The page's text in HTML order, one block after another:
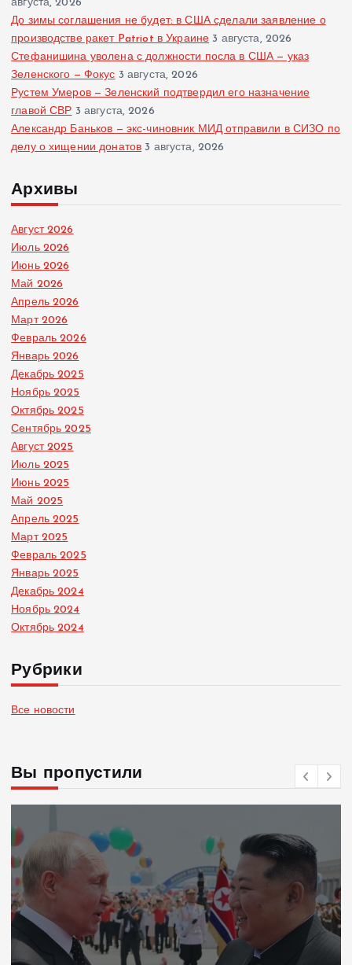
августа, 2026
До зимы соглашения не будет: в США сделали заявление о
производстве ракет Patriot в Украине 3 августа, 2026
Стефанишина уволена с должности посла в США — указ
Зеленского — Фокус 3 августа, 2026
Рустем Умеров — Зеленский подтвердил его назначение
главой СВР 3 августа, 2026
Александр Баньков — экс-чиновник МИД отправили в СИЗО по
делу о хищении донатов 3 августа, 2026
Архивы
Август 2026
Июль 2026
Июнь 2026
Май 2026
Апрель 2026
Март 2026
Февраль 2026
Январь 2026
Декабрь 2025
Ноябрь 2025
Октябрь 2025
Сентябрь 2025
Август 2025
Июль 2025
Июнь 2025
Май 2025
Апрель 2025
Март 2025
Февраль 2025
Январь 2025
Декабрь 2024
Ноябрь 2024
Октябрь 2024
Рубрики
Все новости
Вы пропустили